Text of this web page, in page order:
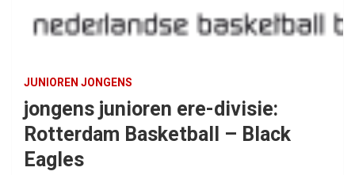
JUNIOREN JONGENS
jongens junioren ere-divisie:
Rotterdam Basketball – Black
Eagles